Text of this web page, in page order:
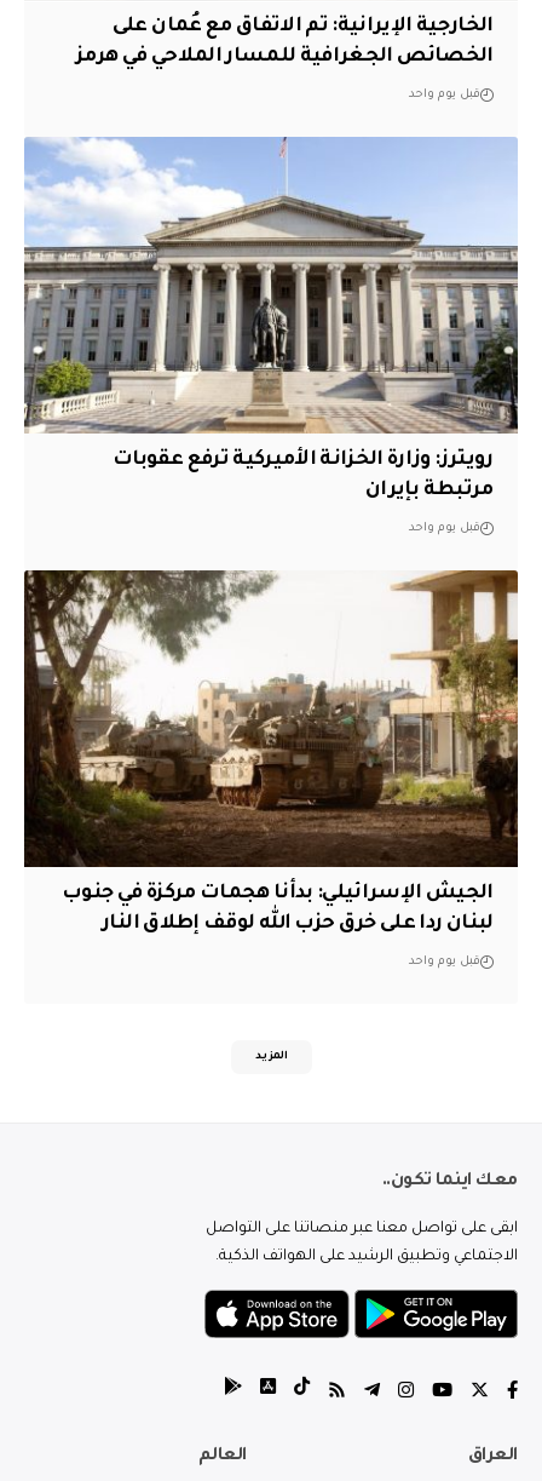
‏الخارجية الإيرانية: تم الاتفاق مع عُمان على
الخصائص الجغرافية للمسار الملاحي في هرمز
قبل يوم واحد
‏رويترز: وزارة الخزانة الأميركية ترفع عقوبات
مرتبطة بإيران
قبل يوم واحد
الجيش الإسرائيلي: بدأنا هجمات مركزة في جنوب
لبنان ردا على خرق حزب الله لوقف إطلاق النار
قبل يوم واحد
المزيد
معك اينما تكون..
ابقى على تواصل معنا عبر منصاتنا على التواصل
الاجتماعي وتطبيق الرشيد على الهواتف الذكية.
العراق العالم